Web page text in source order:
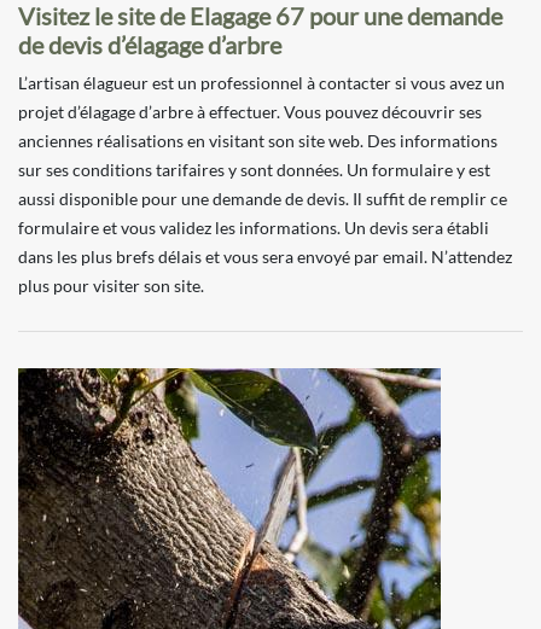
Visitez le site de Elagage 67 pour une demande
de devis d’élagage d’arbre
L’artisan élagueur est un professionnel à contacter si vous avez un
projet d’élagage d’arbre à effectuer. Vous pouvez découvrir ses
anciennes réalisations en visitant son site web. Des informations
sur ses conditions tarifaires y sont données. Un formulaire y est
aussi disponible pour une demande de devis. Il suffit de remplir ce
formulaire et vous validez les informations. Un devis sera établi
dans les plus brefs délais et vous sera envoyé par email. N’attendez
plus pour visiter son site.